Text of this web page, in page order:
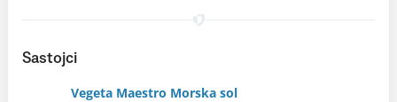
Sastojci
Vegeta Maestro Morska sol